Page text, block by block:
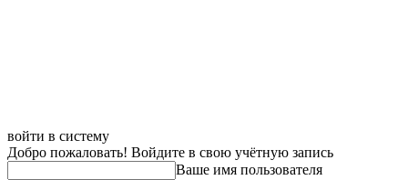
войти в систему
Добро пожаловать! Войдите в свою учётную запись
Ваше имя пользователя